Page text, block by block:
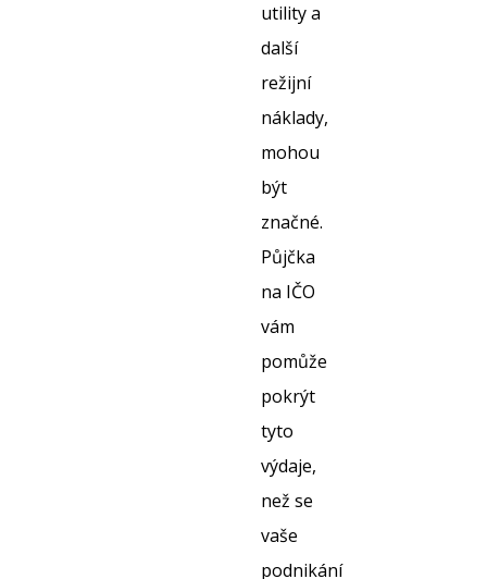
utility a
další
režijní
náklady,
mohou
být
značné.
Půjčka
na IČO
vám
pomůže
pokrýt
tyto
výdaje,
než se
vaše
podnikání